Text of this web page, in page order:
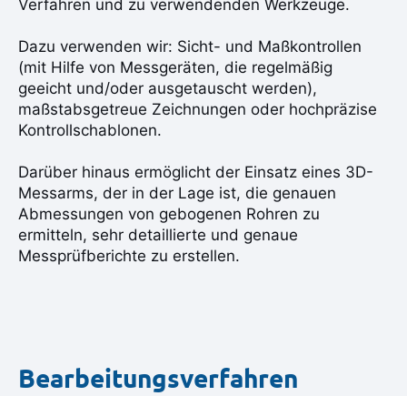
Verfahren und zu verwendenden Werkzeuge.
Dazu verwenden wir: Sicht- und Maßkontrollen
(mit Hilfe von Messgeräten, die regelmäßig
geeicht und/oder ausgetauscht werden),
maßstabsgetreue Zeichnungen oder hochpräzise
Kontrollschablonen.
Darüber hinaus ermöglicht der Einsatz eines 3D-
Messarms, der in der Lage ist, die genauen
Abmessungen von gebogenen Rohren zu
ermitteln, sehr detaillierte und genaue
Messprüfberichte zu erstellen.
Bearbeitungsverfahren